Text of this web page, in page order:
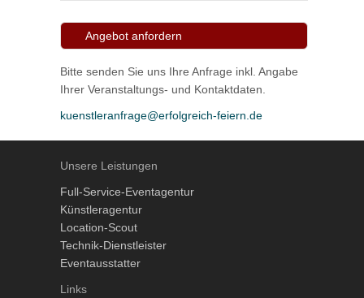
Angebot anfordern
Bitte senden Sie uns Ihre Anfrage inkl. Angabe
Ihrer Veranstaltungs- und Kontaktdaten.
kuenstleranfrage@erfolgreich-feiern.de
Unsere Leistungen
Full-Service-Eventagentur
Künstleragentur
Location-Scout
Technik-Dienstleister
Eventausstatter
Links